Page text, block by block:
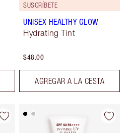
SUSCRÍBETE
UNISEX HEALTHY GLOW
Hydrating Tint
$48.00
AGREGAR A LA CESTA